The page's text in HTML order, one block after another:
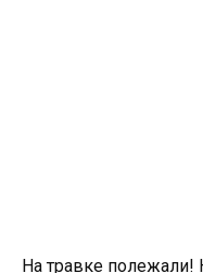
На травке